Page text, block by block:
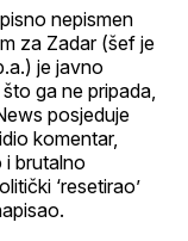
nepismen
za Zadar (šef je
je javno
ga ne pripada,
posjeduje
komentar,
i brutalno
‘resetirao’